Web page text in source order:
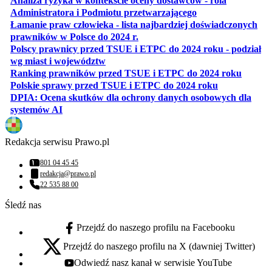
Administratora i Podmiotu przetwarzającegootwiera się w
Łamanie praw człowieka - lista najbardziej doświadczonych
prawników w Polsce do 2024 r.
Polscy prawnicy przed TSUE i ETPC do 2024 roku - podział
wg miast i województwotwiera się w nowej karcie
Ranking prawników przed TSUE i ETPC do 2024 roku
Polskie sprawy przed TSUE i ETPC do 2024 roku
DPIA: Ocena skutków dla ochrony danych osobowych dla
systemów AIotwiera się w nowej karcie
Redakcja serwisu Prawo.pl
Numer telefonu:
801 04 45 45
Adres email:
redakcja@prawo.pl
Numer telefonu:
22 535 88 00
Śledź nas
facebook - otwiera się w nowej karcie
Przejdź do naszego profilu na Facebooku
x - otwiera się w nowej karcie
Przejdź do naszego profilu na X (dawniej Twitter)
youtube - otwiera się w nowej karcie
Odwiedź nasz kanał w serwisie YouTube